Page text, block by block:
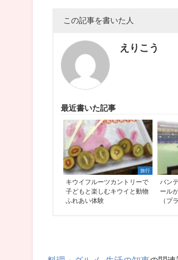
この記事を書いた人
えりこう
最近書いた記事
旅行
キウイフルーツカントリーで
子どもと楽しむキウイと動物
ふれあい体験
バン
ール
（プ